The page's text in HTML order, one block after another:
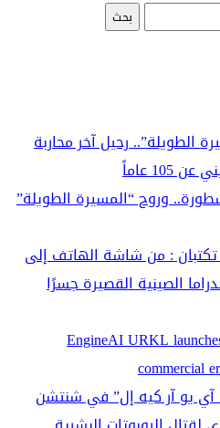
الطويلة”.. رحيل آخر محاربة
عاماً
وروح “المسيرة الطويلة”
: من شاشة الهاتف إلى
الصينية القصيرة جسرًا
EngineAI URKL
commercial
آي يو آر كيه إل” في شنتشن